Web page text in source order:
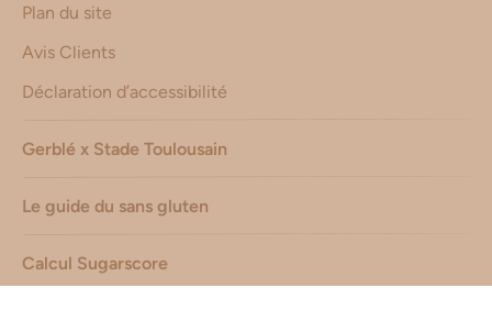
Plan du site
Avis Clients
Déclaration d’accessibilité
Gerblé x Stade Toulousain
Le guide du sans gluten
Calcul Sugarscore